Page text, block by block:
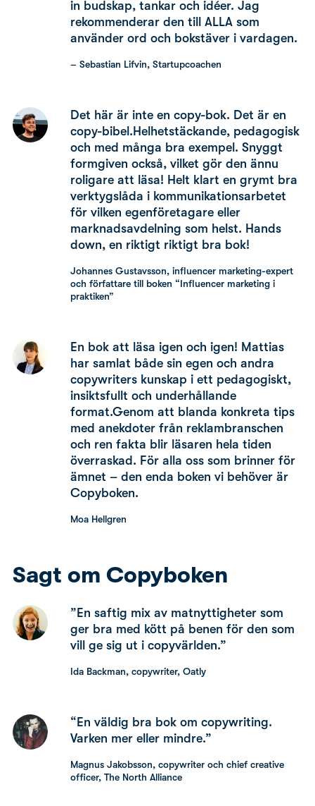
in budskap, tankar och idéer. Jag
rekommenderar den till ALLA som
använder ord och bokstäver i vardagen.
– Sebastian Lifvin, Startupcoachen
Det här är inte en copy-bok. Det är en
copy-bibel.Helhetstäckande, pedagogisk
och med många bra exempel. Snyggt
formgiven också, vilket gör den ännu
roligare att läsa! Helt klart en grymt bra
verktygslåda i kommunikationsarbetet
för vilken egenföretagare eller
marknadsavdelning som helst. Hands
down, en riktigt riktigt bra bok!
Johannes Gustavsson, influencer marketing-expert
och författare till boken “Influencer marketing i
praktiken”
En bok att läsa igen och igen! Mattias
har samlat både sin egen och andra
copywriters kunskap i ett pedagogiskt,
insiktsfullt och underhållande
format.Genom att blanda konkreta tips
med anekdoter från reklambranschen
och ren fakta blir läsaren hela tiden
överraskad. För alla oss som brinner för
ämnet – den enda boken vi behöver är
Copyboken.
Moa Hellgren
Sagt om Copyboken
”En saftig mix av matnyttigheter som
ger bra med kött på benen för den som
vill ge sig ut i copyvärlden.”
Ida Backman, copywriter, Oatly
“En väldig bra bok om copywriting.
Varken mer eller mindre.”
Magnus Jakobsson, copywriter och chief creative
officer, The North Alliance